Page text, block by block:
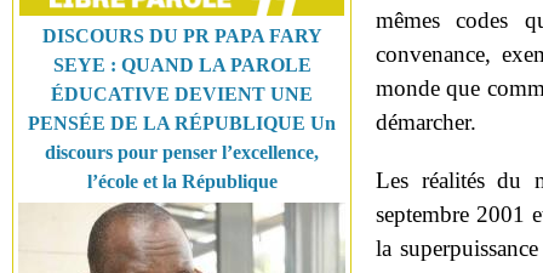
DISCOURS DU PR PAPA FARY
SEYE : QUAND LA PAROLE
ÉDUCATIVE DEVIENT UNE
PENSÉE DE LA RÉPUBLIQUE Un
discours pour penser l’excellence,
l’école et la République
mêmes codes
convenance,
monde que
démarcher.
Les réalités du
septembre 2001
la